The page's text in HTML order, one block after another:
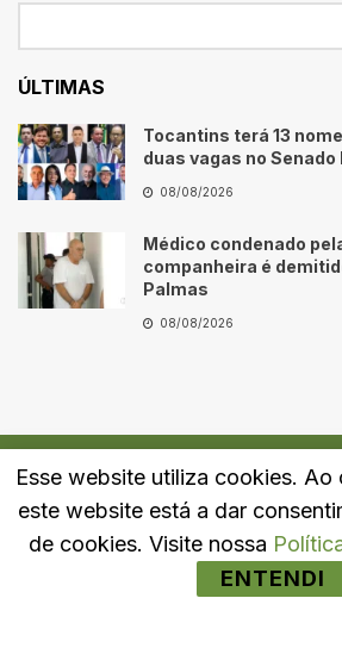
ÚLTIMAS
Tocantins terá 13
duas vagas no Senado
08/08/2026
Médico condenado
companheira é
Palmas
08/08/2026
Quem Somos Fale Conosco
Esse website utiliza cookies. Ao
este website está a dar
de cookies. Visite nossa
ENTENDI